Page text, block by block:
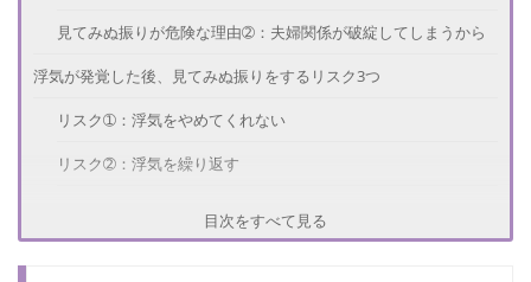
見てみぬ振りが危険な理由➁：夫婦関係が破綻してしまうから
浮気が発覚した後、見てみぬ振りをするリスク3つ
リスク➀：浮気をやめてくれない
リスク➁：浮気を繰り返す
目次をすべて見る